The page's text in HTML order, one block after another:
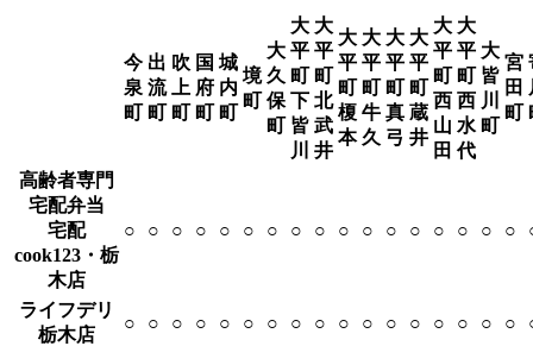
今
泉
町
出
流
町
吹
上
町
国
府
町
城
内
町
境
町
大
久
保
町
大
平
町
下
皆
川
大
平
町
北
武
井
大
平
町
榎
本
大
平
町
牛
久
大
平
町
真
弓
大
平
町
蔵
井
大
平
町
西
山
田
大
平
町
西
水
代
大
皆
川
町
宮
田
町
高齢者専門
宅配弁当
宅配
cook123・栃
木店
○ ○ ○ ○ ○ ○ ○ ○ ○ ○ ○ ○ ○ ○ ○ ○ ○
ライフデリ
栃木店
○ ○ ○ ○ ○ ○ ○ ○ ○ ○ ○ ○ ○ ○ ○ ○ ○